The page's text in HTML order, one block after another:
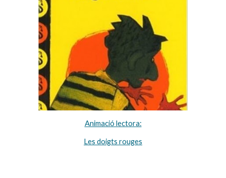
Animació lectora:
Les doigts rouges